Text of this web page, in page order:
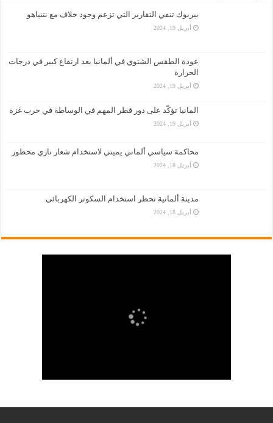
بيربوك تنفي التقارير التي تزعم وجود خلاف مع نتنياهو
أبريل 19, 2024
عودة الطقس الشتوي في ألمانيا بعد ارتفاع كبير في درجات
الحرارة
أبريل 19, 2024
المانيا تؤكّد على دور قطر المهم في الوساطة في حرب غزة
أبريل 19, 2024
محاكمة سياسي ألماني يميني لاستخدام شعار نازي محظور
أبريل 18, 2024
مدينة ألمانية تحظر استخدام السكوتر الكهربائي
أبريل 18, 2024